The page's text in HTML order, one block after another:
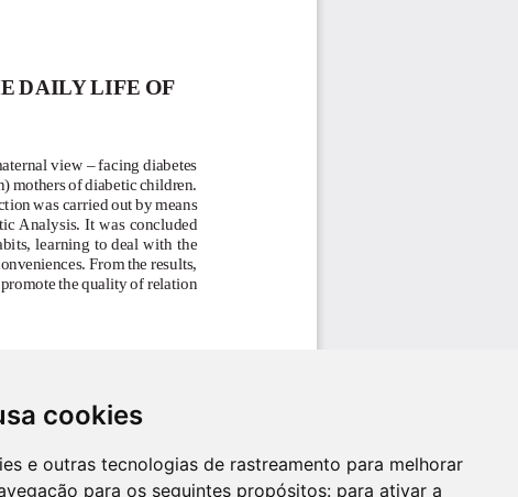
cookies
e outras tecnologias de rastreamento para melhorar
para os seguintes propósitos: para ativar a